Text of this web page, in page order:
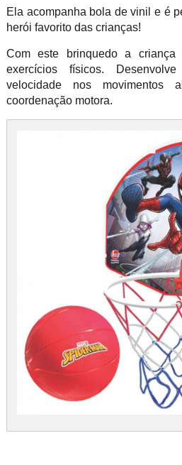
Ela acompanha bola de vinil e é
herói favorito das crianças!
Com este brinquedo a
exercícios físicos.
velocidade nos movimentos
coordenação motora.